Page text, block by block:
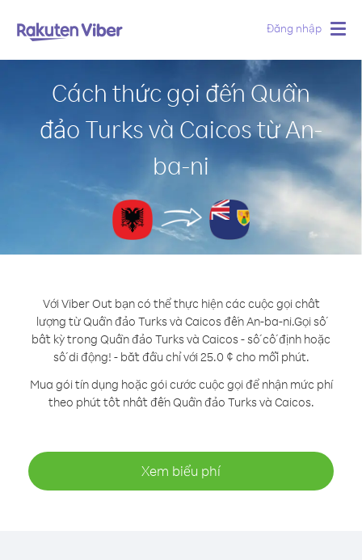
Đăng nhập
Cách thức gọi đến Quần
đảo Turks và Caicos từ An-
ba-ni
Với Viber Out bạn có thể thực hiện các cuộc gọi chất
lượng từ Quần đảo Turks và Caicos đến An-ba-ni.Gọi số
bất kỳ trong Quần đảo Turks và Caicos - số cố định hoặc
số di động! - bắt đầu chỉ với 25.0 ¢ cho mỗi phút.
Mua gói tín dụng hoặc gói cước cuộc gọi để nhận mức phí
theo phút tốt nhất đến Quần đảo Turks và Caicos.
Xem biểu phí